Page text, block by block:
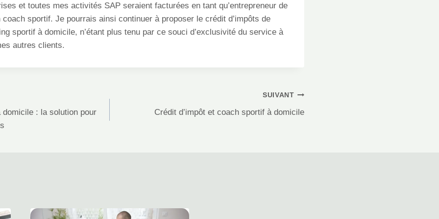
et toutes mes activités SAP seraient facturées en tant qu’entrepreneur de
sportif. Je pourrais ainsi continuer à proposer le crédit d’impôts de
sportif à domicile, n’étant plus tenu par ce souci d’exclusivité du service à
autres clients.
: la solution pour
SUIVANT
Crédit d’impôt et coach sportif à domicile